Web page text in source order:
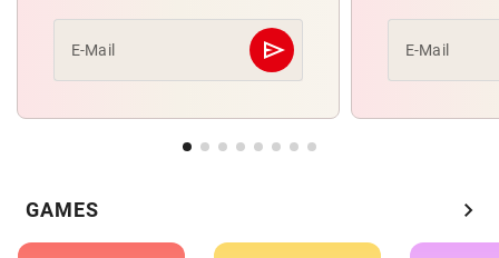
E-Mail send
Abschicken E-Mail
GAMES chevron_right